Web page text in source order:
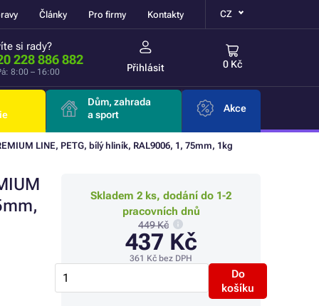
Články Pro firmy Kontakty CZ
si rady?
228 886 882
8:00 – 16:00 Přihlásit 0 Kč
Dům, zahrada
a sport
Akce
LINE, PETG, bílý hliník, RAL9006, 1, 75mm, 1kg
Skladem 2 ks, dodání do 1-2
pracovních dnů
449 Kč
437 Kč
361 Kč bez DPH
Do
košíku